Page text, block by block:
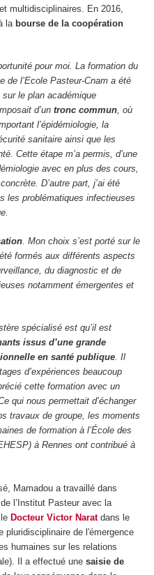
multidisciplinaires. En 2016,
la bourse de la coopération
pour moi. La formation du
de l’Ecole Pasteur-Cnam a été
le plan académique
d’un tronc commun, où
l’épidémiologie, la
sanitaire ainsi que les
Cette étape m’a permis, d’une
avec en plus des cours,
D’autre part, j’ai été
les problématiques infectieuses
. Mon choix s’est porté sur le
formés aux différents aspects
du diagnostic et de
notamment émergentes et
spécialisé est qu’il est
issus d’une grande
en santé publique. Il
d’expériences beaucoup
cette formation avec un
qui nous permettait d’échanger
travaux de groupe, les moments
de formation à l’École des
à Rennes ont contribué à
Mamadou a travaillé dans
de l’Institut Pasteur avec la
Docteur Victor Naratdans le
pluridisciplinaire de l'émergence
humaines sur les relations
Il a effectué une saisie de